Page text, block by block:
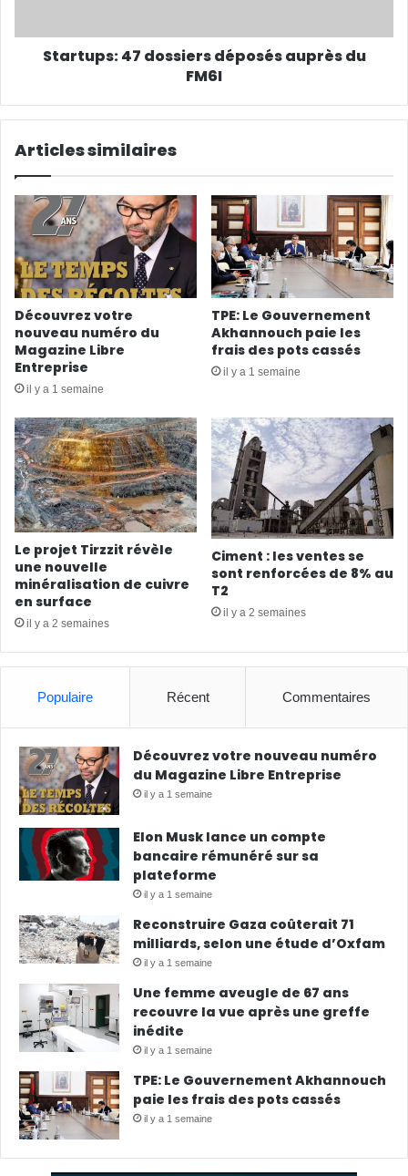
Startups: 47 dossiers déposés auprès du
FM6I
Articles similaires
Découvrez votre
nouveau numéro du
Magazine Libre
Entreprise
il y a 1 semaine
TPE: Le Gouvernement
Akhannouch paie les
frais des pots cassés
il y a 1 semaine
Le projet Tirzzit révèle
une nouvelle
minéralisation de cuivre
en surface
il y a 2 semaines
Ciment : les ventes se
sont renforcées de 8% au
T2
il y a 2 semaines
Populaire Récent Commentaires
Découvrez votre nouveau numéro
du Magazine Libre Entreprise
il y a 1 semaine
Elon Musk lance un compte
bancaire rémunéré sur sa
plateforme
il y a 1 semaine
Reconstruire Gaza coûterait 71
milliards, selon une étude d’Oxfam
il y a 1 semaine
Une femme aveugle de 67 ans
recouvre la vue après une greffe
inédite
il y a 1 semaine
TPE: Le Gouvernement Akhannouch
paie les frais des pots cassés
il y a 1 semaine